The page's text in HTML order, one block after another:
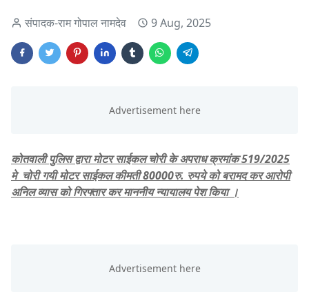
संपादक-राम गोपाल नामदेव 9 Aug, 2025
कोतवाली पुलिस द्वारा मोटर साईकल चोरी के अपराध क्रमांक 519/2025
मे चोरी गयी मोटर साईकल कीमती 80000रु. रुपये को बरामद कर आरोपी
अनिल व्यास को गिरफ्तार कर माननीय न्यायालय पेश किया ।